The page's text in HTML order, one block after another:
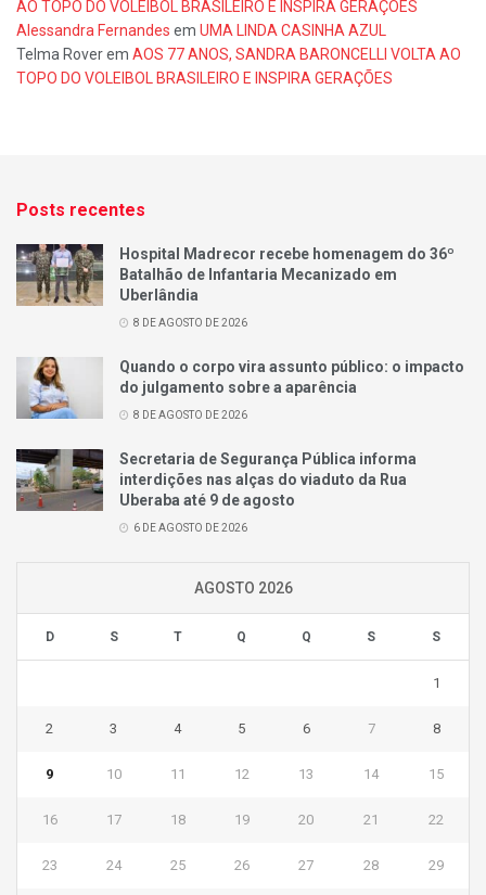
AO TOPO DO VOLEIBOL BRASILEIRO E INSPIRA GERAÇÕES
Alessandra Fernandes em UMA LINDA CASINHA AZUL
Telma Roverem AOS 77 ANOS, SANDRA BARONCELLI VOLTA AO
TOPO DO VOLEIBOL BRASILEIRO E INSPIRA GERAÇÕES
Posts recentes
Hospital Madrecor recebe homenagem do 36º
Batalhão de Infantaria Mecanizado em
Uberlândia
8 DE AGOSTO DE 2026
Quando o corpo vira assunto público: o impacto
do julgamento sobre a aparência
8 DE AGOSTO DE 2026
Secretaria de Segurança Pública informa
interdições nas alças do viaduto da Rua
Uberaba até 9 de agosto
6 DE AGOSTO DE 2026
AGOSTO 2026
D S T Q Q S S
1
2 3 4 5 6 7 8
9 10 11 12 13 14 15
16 17 18 19 20 21 22
23 24 25 26 27 28 29